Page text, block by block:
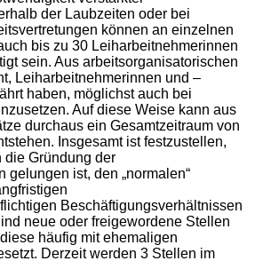
der Laubzeiten oder bei
können an einzelnen
bis zu 30 Leiharbeitnehmerinnen
sein. Aus arbeitsorganisatorischen
Leiharbeitnehmerinnen und –
haben, möglichst auch bei
Auf diese Weise kann aus
durchaus ein Gesamtzeitraum von
Insgesamt ist festzustellen,
die Gründung der
gelungen ist, den „normalen“
Beschäftigungsverhältnissen
neue oder freigewordene Stellen
häufig mit ehemaligen
Derzeit werden 3 Stellen im